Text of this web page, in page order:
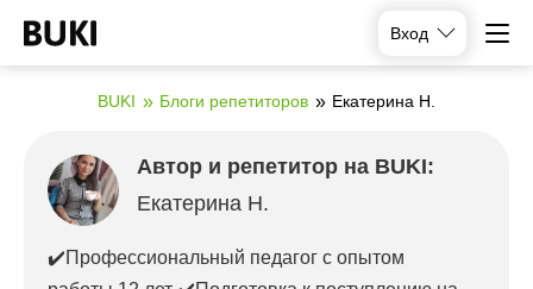
Вход
BUKI Блоги репетиторов Екатерина Н.
Автор и репетитор на BUKI:
Екатерина Н.
✔️Профессиональный педагог с опытом